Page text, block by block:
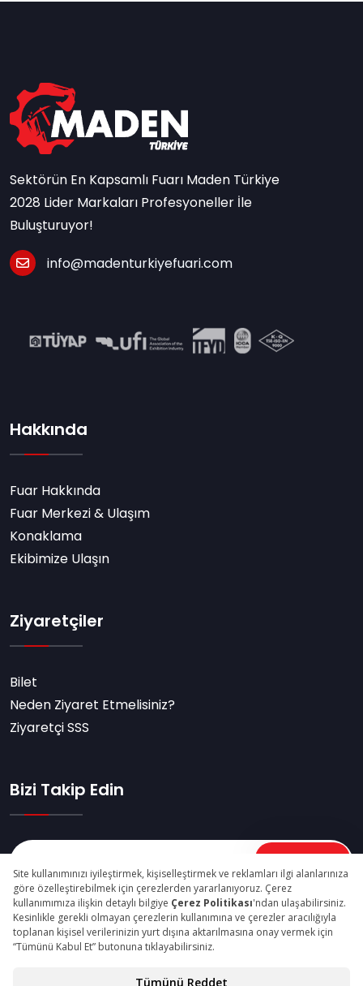
Sektörün En Kapsamlı Fuarı Maden Türkiye
2028 Lider Markaları Profesyoneller İle
Buluşturuyor!
info@madenturkiyefuari.com
Hakkında
Fuar Hakkında
Fuar Merkezi & Ulaşım
Konaklama
Ekibimize Ulaşın
Ziyaretçiler
Bilet
Neden Ziyaret Etmelisiniz?
Ziyaretçi SSS
Bizi Takip Edin